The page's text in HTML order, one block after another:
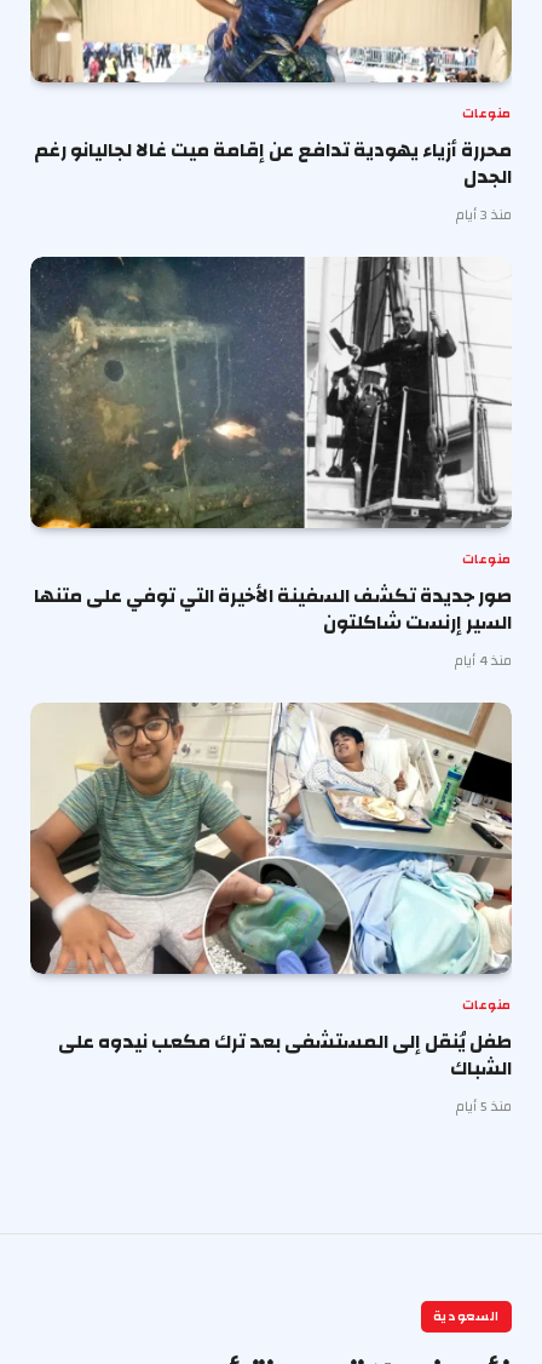
منوعات
محررة أزياء يهودية تدافع عن إقامة ميت غالا لجاليانو رغم
الجدل
منذ 3 أيام
منوعات
صور جديدة تكشف السفينة الأخيرة التي توفي على متنها
السير إرنست شاكلتون
منذ 4 أيام
منوعات
طفل يُنقل إلى المستشفى بعد ترك مكعب نيدوه على
الشباك
منذ 5 أيام
السعودية